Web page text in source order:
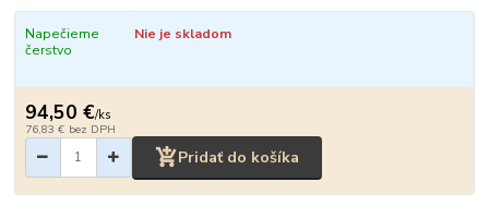
Napečieme
čerstvo
Nie je skladom
94,50 €/ks
76,83 € bez DPH
Pridať do košíka